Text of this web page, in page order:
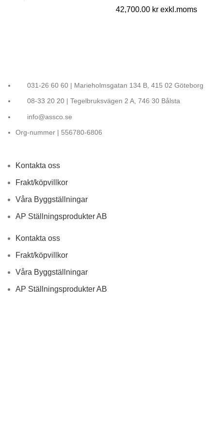
42,700.00 kr
031-26 60 60 | Marieholmsgatan 134 B, 415 02 Göteborg
08-33 20 20 | Tegelbruksvägen 2 A, 746 30 Bålsta
info@assco.se
Org-nummer | 556780-6806
Kontakta oss
Frakt/köpvillkor
Våra Byggställningar
AP Ställningsprodukter AB
Kontakta oss
Frakt/köpvillkor
Våra Byggställningar
AP Ställningsprodukter AB